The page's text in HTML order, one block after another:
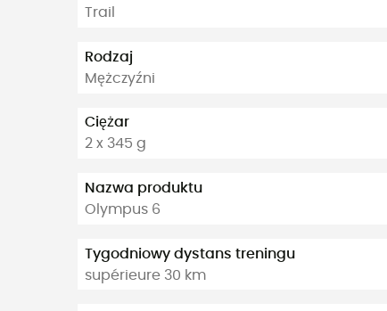
Trail
Rodzaj
Mężczyźni
Ciężar
2 x 345 g
Nazwa produktu
Olympus 6
Tygodniowy dystans treningu
supérieure 30 km